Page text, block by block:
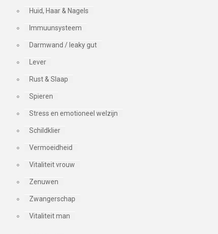
Huid, Haar & Nagels
Immuunsysteem
Darmwand / leaky gut
Lever
Rust & Slaap
Spieren
Stress en emotioneel welzijn
Schildklier
Vermoeidheid
Vitaliteit vrouw
Zenuwen
Zwangerschap
Vitaliteit man